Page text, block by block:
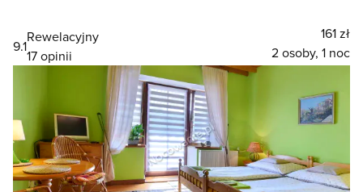
9.1
Rewelacyjny
17 opinii
161 zł
2 osoby, 1 noc